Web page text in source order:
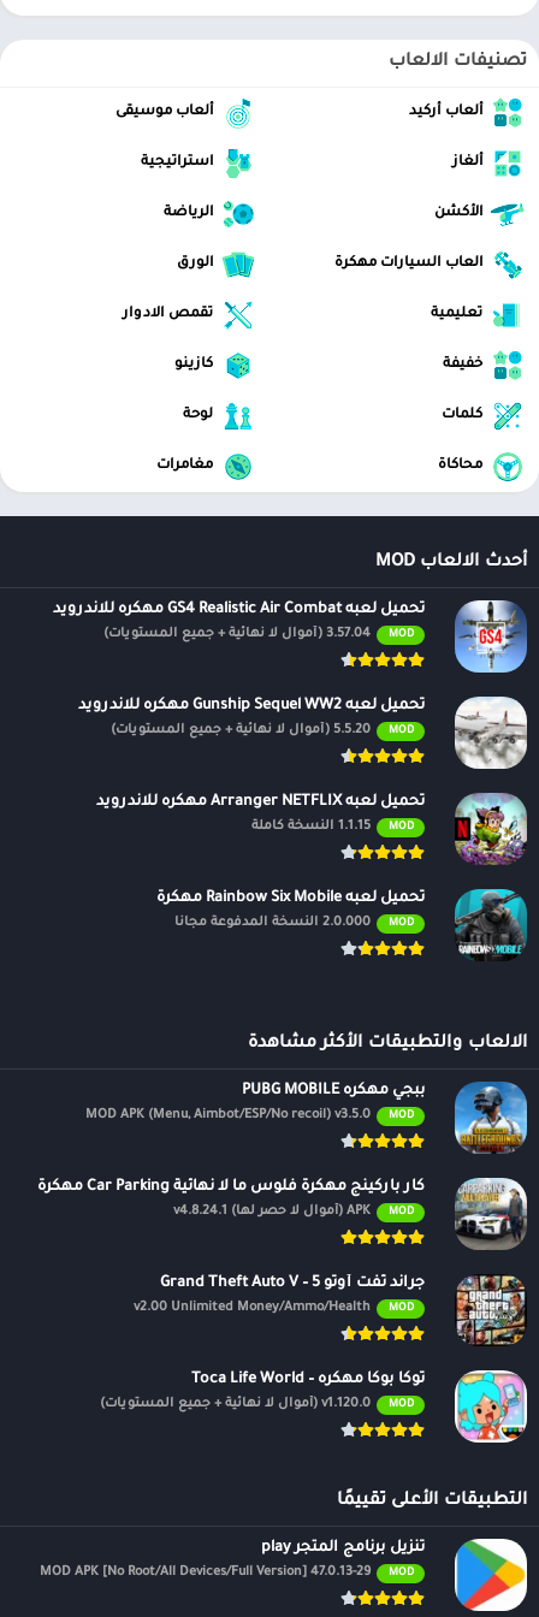
تصنيفات الالعاب
ألعاب أركيد ألعاب موسيقى
ألغاز استراتيجية
الأكشن الرياضة
العاب السيارات مهكرة الورق
تعليمية تقمص الادوار
خفيفة كازينو
كلمات لوحة
محاكاة مغامرات
أحدث الالعاب MOD
تحميل لعبه GS4 Realistic Air Combat مهكره للاندرويد
MOD 3.57.04 (أموال لا نهائية + جميع المستويات)
تحميل لعبه Gunship Sequel WW2 مهكره للاندرويد
MOD 5.5.20 (أموال لا نهائية + جميع المستويات)
تحميل لعبه Arranger NETFLIX مهكره للاندرويد
MOD 1.1.15 النسخة كاملة
تحميل لعبه Rainbow Six Mobile مهكرة
MOD 2.0.000 النسخة المدفوعة مجانًا
الالعاب والتطبيقات الأكثر مشاهدة
ببجي مهكره PUBG MOBILE
MOD
MOD APK (Menu, Aimbot/ESP/No recoil) v3.5.0
كار باركينج مهكرة فلوس ما لا نهائية Car Parking مهكرة
MOD APK (أموال لا حصر لها) v4.8.24.1
جراند ثفت أوتو 5 – Grand Theft Auto V
MOD
v2.00 Unlimited Money/Ammo/Health
توكا بوكا مهكره – Toca Life World
MOD v1.120.0 (أموال لا نهائية + جميع المستويات)
التطبيقات الأعلى تقييمًا
تنزيل برنامج المتجر play
MOD
47.0.13-29 MOD APK [No Root/All Devices/Full Version]